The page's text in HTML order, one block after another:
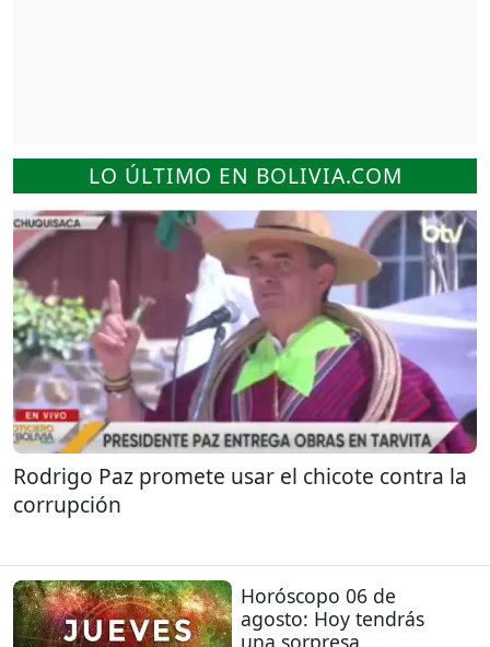
LO ÚLTIMO EN BOLIVIA.COM
Rodrigo Paz promete usar el chicote contra la
corrupción
Horóscopo 06 de
agosto: Hoy tendrás
una sorpresa